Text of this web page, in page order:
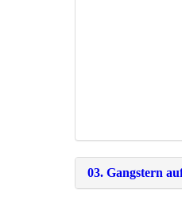
03. Gangstern